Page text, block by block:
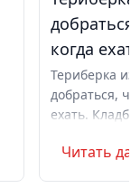
когда
Териберка
добраться,
ехать.
Маршрут на
Читать